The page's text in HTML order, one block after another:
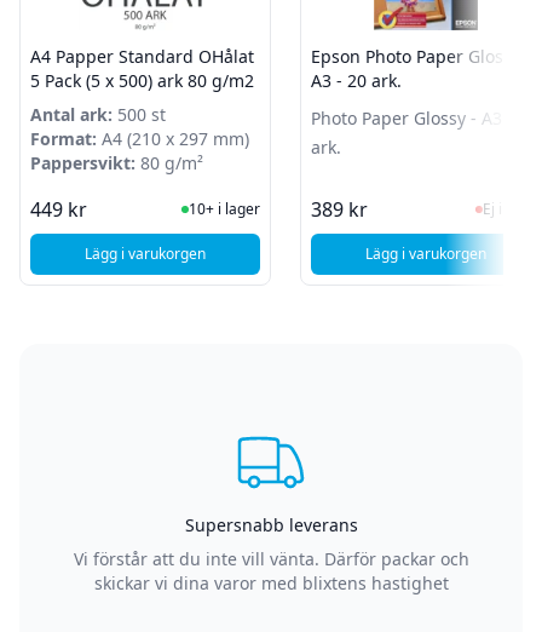
A4 Papper Standard OHålat
5 Pack (5 x 500) ark 80 g/m2
Antal ark: 500 st
Format: A4 (210 x 297 mm)
Pappersvikt: 80 g/m²
449 kr I Lager
10+ i lager
Lägg i varukorgen, A4 Papper Standard OHålat 5 Pack (5 x 500) ark 80 g/m2
Epson Photo Paper Glossy -
A3 - 20 ark.
Photo Paper Glossy - A3 - 20
ark.
389 kr Ej i
Ej i lager
Lägg i varukorgen
, Epson Photo
Supersnabb leverans
Vi förstår att du inte vill vänta. Därför packar och
skickar vi dina varor med blixtens hastighet